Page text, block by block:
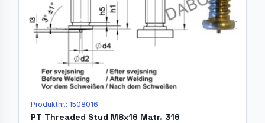
Produktnr.: 1508016
PT Threaded Stud M8x16 Matr. 316